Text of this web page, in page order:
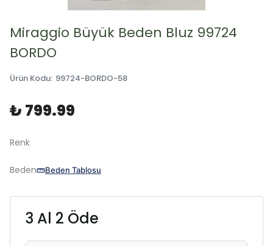
Miraggio Büyük Beden Bluz 99724
BORDO
Ürün Kodu: 99724-BORDO-58
₺ 799.99
Renk
Beden Beden Tablosu
3 Al 2 Öde